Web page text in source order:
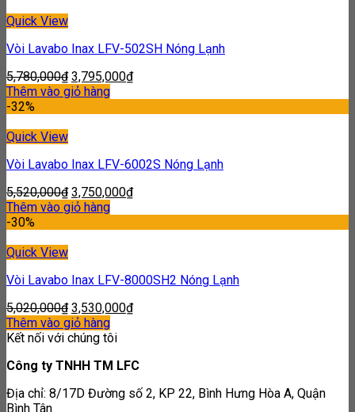
Quick View
Vòi Lavabo Inax LFV-502SH Nóng Lạnh
5,780,000₫ 3,795,000₫
Thêm vào giỏ hàng
-32%
Quick View
Vòi Lavabo Inax LFV-6002S Nóng Lạnh
5,520,000₫ 3,750,000₫
Thêm vào giỏ hàng
-30%
Quick View
Vòi Lavabo Inax LFV-8000SH2 Nóng Lạnh
5,020,000₫ 3,530,000₫
Thêm vào giỏ hàng
Kết nối với chúng tôi
Công ty TNHH TM LFC
Địa chỉ: 8/17D Đường số 2, KP 22, Bình Hưng Hòa A, Quận
Bình Tân.